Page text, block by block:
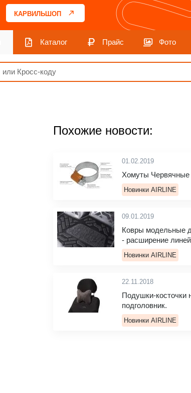
КАРВИЛЬШОП
Каталог Прайс Фото
Похожие новости:
01.02.2019
Хомуты Червячные
Новинки AIRLINE
09.01.2019
Ковры модельные
- расширение
Новинки AIRLINE
22.11.2018
Подушки-косточки
подголовник.
Новинки AIRLINE